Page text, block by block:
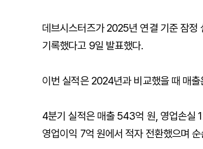
데브시스터즈가 2025년 연결 기준 잠
기록했다고 9일 발표했다.
이번 실적은 2024년과 비교했을 때 매
4분기 실적은 매출 543억 원, 영업손실
영업이익 7억 원에서 적자 전환했으며